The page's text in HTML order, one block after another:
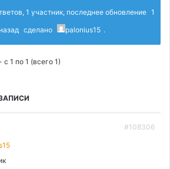
1 участник, последнее обновление 1
сделано palonius15 .
1 по 1 (всего 1)
#108306